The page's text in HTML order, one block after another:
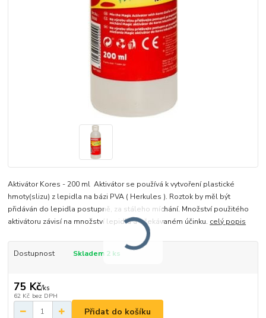
Aktivátor Kores - 200 ml Aktivátor se používá k vytvoření plastické
hmoty(slizu) z lepidla na bázi PVA ( Herkules ). Roztok by měl být
přidáván do lepidla postupně, za stáleho míchání. Množství použitého
aktivátoru závisí na množství lepidla a očekávaném účinku. celý popis
Dostupnost Skladem 2 ks
75 Kč/ks
62 Kč bez DPH
Přidat do košíku